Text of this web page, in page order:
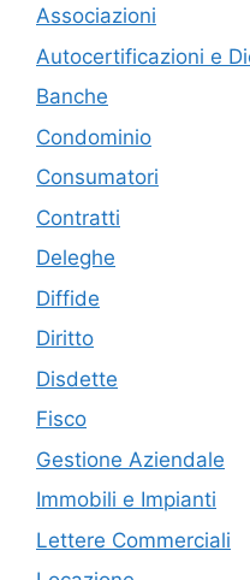
Associazioni
Autocertificazioni e
Banche
Condominio
Consumatori
Contratti
Deleghe
Diffide
Diritto
Disdette
Fisco
Gestione Aziendale
Immobili e Impianti
Lettere Commerciali